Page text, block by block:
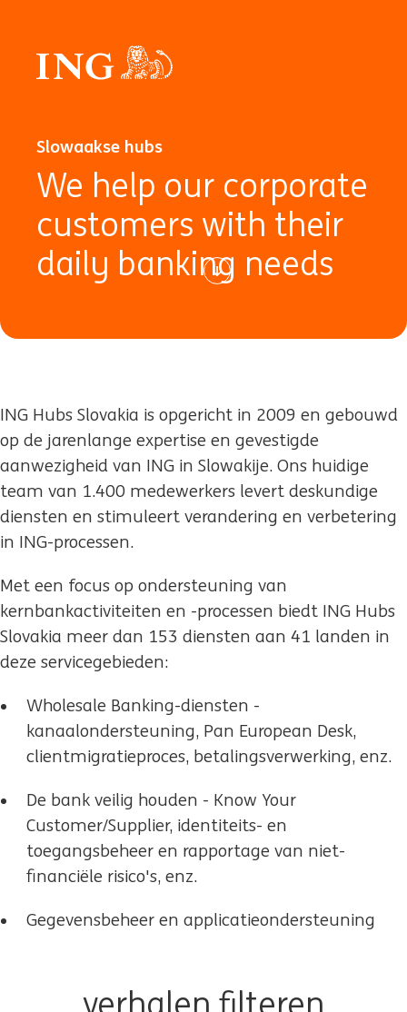
Slowaakse hubs
We help our corporate
customers with their
daily banking needs
ING Hubs Slovakia is opgericht in 2009 en gebouwd
op de jarenlange expertise en gevestigde
aanwezigheid van ING in Slowakije. Ons huidige
team van 1.400 medewerkers levert deskundige
diensten en stimuleert verandering en verbetering
in ING-processen.
Met een focus op ondersteuning van
kernbankactiviteiten en -processen biedt ING Hubs
Slovakia meer dan 153 diensten aan 41 landen in
deze servicegebieden:
Wholesale Banking-diensten -
kanaalondersteuning, Pan European Desk,
clientmigratieproces, betalingsverwerking, enz.
De bank veilig houden - Know Your
Customer/Supplier, identiteits- en
toegangsbeheer en rapportage van niet-
financiële risico's, enz.
Gegevensbeheer en applicatieondersteuning